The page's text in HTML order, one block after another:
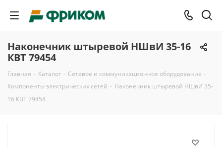
Наконечник штыревой НШвИ 35-16
КВТ 79454
Главная - Каталог - Сетевое и коммуникационное оборудование -
Компоненты электрических сетей - Наконечник штыревой НШвИ 35-
16 КВТ 79454